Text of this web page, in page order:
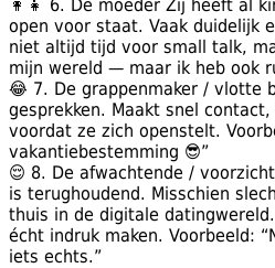
👩‍👧 6. De moeder Zij heeft al
open voor staat. Vaak duidelijk
niet altijd tijd voor small talk,
mijn wereld — maar ik heb ook
😂 7. De grappenmaker / vlotte
gesprekken. Maakt snel
voordat ze zich openstelt.
vakantiebestemming 😎”
😌 8. De afwachtende /
is terughoudend. Misschien
thuis in de digitale
écht indruk maken. Voorbeeld:
iets echts.”